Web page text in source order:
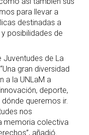
para llevar a
destinadas a
posibilidades de
Juventudes de La
gran diversidad
a la UNLaM a
deporte,
queremos ir.
nos
memoria colectiva
añadió.